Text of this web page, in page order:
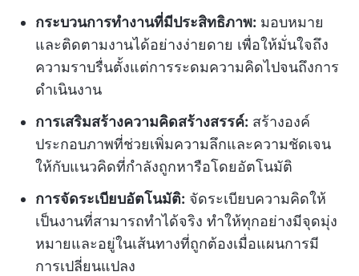
กระบวนการทำงานที่มีประสิทธิภาพ: มอบหมาย
และติดตามงานได้อย่างง่ายดาย เพื่อให้มั่นใจถึง
ความราบรื่นตั้งแต่การระดมความคิดไปจนถึงการ
ดำเนินงาน
การเสริมสร้างความคิดสร้างสรรค์: สร้างองค์
ประกอบภาพที่ช่วยเพิ่มความลึกและความชัดเจน
ให้กับแนวคิดที่กำลังถูกหารือโดยอัตโนมัติ
การจัดระเบียบอัตโนมัติ: จัดระเบียบความคิดให้
เป็นงานที่สามารถทำได้จริง ทำให้ทุกอย่างมีจุดมุ่ง
หมายและอยู่ในเส้นทางที่ถูกต้องเมื่อแผนการมี
การเปลี่ยนแปลง